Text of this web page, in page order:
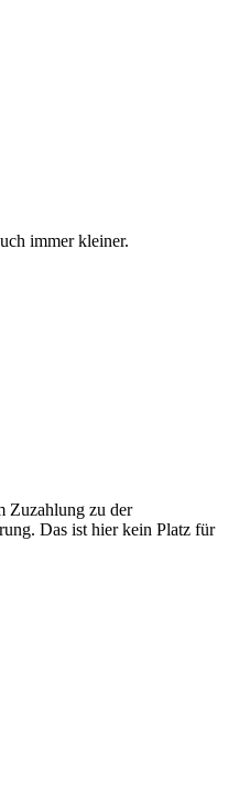
immer kleiner.
Zuzahlung zu der
Das ist hier kein Platz für